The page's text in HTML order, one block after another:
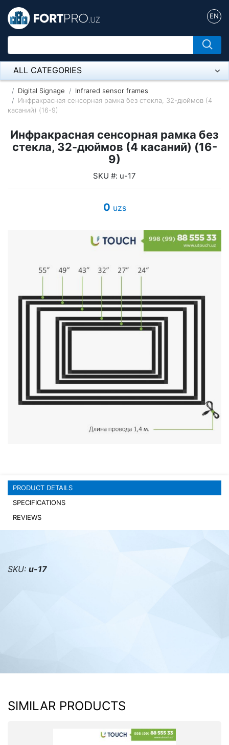
EN
ALL CATEGORIES
Микрофон
Напольные розетки
Оборудование Mikrotik
Пылесос
Headphones
Mouses and keybords
Server equipment
Video conferencing
Digital Signage
Infrared sensor frames
Инфракрасная сенсорная рамка без стекла, 32-дюймов (4
касаний) (16-9)
Инфракрасная сенсорная рамка без
стекла, 32-дюймов (4 касаний) (16-
9)
SKU #: u-17
0 uzs
PRODUCT DETAILS
SPECIFICATIONS
REVIEWS
SKU: u-17
SIMILAR PRODUCTS